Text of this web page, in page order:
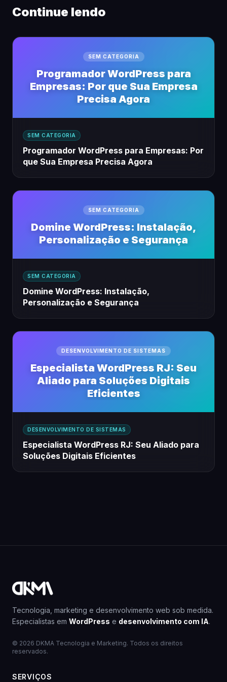
Continue lendo
SEM CATEGORIA
Programador WordPress para
Empresas: Por que Sua Empresa
Precisa Agora
SEM CATEGORIA
Programador WordPress para Empresas: Por
que Sua Empresa Precisa Agora
SEM CATEGORIA
Domine WordPress: Instalação,
Personalização e Segurança
SEM CATEGORIA
Domine WordPress: Instalação,
Personalização e Segurança
DESENVOLVIMENTO DE SISTEMAS
Especialista WordPress RJ: Seu
Aliado para Soluções Digitais
Eficientes
DESENVOLVIMENTO DE SISTEMAS
Especialista WordPress RJ: Seu Aliado para
Soluções Digitais Eficientes
Tecnologia, marketing e desenvolvimento web sob medida.
Especialistas em WordPress e desenvolvimento com IA.
© 2026 DKMA Tecnologia e Marketing. Todos os direitos
reservados.
SERVIÇOS